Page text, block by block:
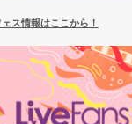
】2026年上半期編発表！